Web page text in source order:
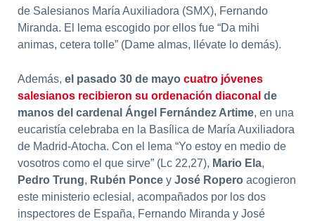
de Salesianos María Auxiliadora (SMX), Fernando
Miranda. El lema escogido por ellos fue “Da mihi
animas, cetera tolle” (Dame almas, llévate lo demás).
Además, el pasado 30 de mayo cuatro jóvenes
salesianos recibieron su ordenación diaconal de
manos del cardenal Ángel Fernández Artime, en una
eucaristía celebraba en la Basílica de María Auxiliadora
de Madrid-Atocha. Con el lema “Yo estoy en medio de
vosotros como el que sirve” (Lc 22,27), Mario Ela,
Pedro Trung, Rubén Poncey José Roperoacogieron
este ministerio eclesial, acompañados por los dos
inspectores de España, Fernando Miranda y José